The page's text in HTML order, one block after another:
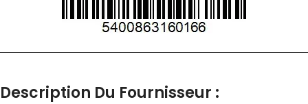
Description Du Fournisseur :